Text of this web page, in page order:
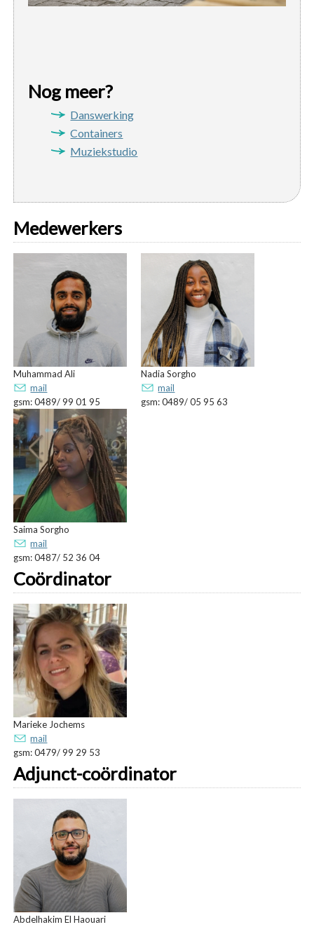
Nog meer?
Danswerking
Containers
Muziekstudio
Medewerkers
Muhammad Ali
mail
gsm: 0489/ 99 01 95
Nadia Sorgho
mail
gsm: 0489/ 05 95 63
Saima Sorgho
mail
gsm: 0487/ 52 36 04
Coördinator
Marieke Jochems
mail
gsm: 0479/ 99 29 53
Adjunct-coördinator
Abdelhakim El Haouari